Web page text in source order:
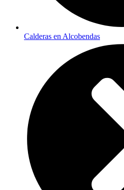
Calderas en Alcobendas